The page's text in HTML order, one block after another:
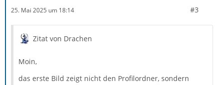
25. Mai 2025 um 18:14 #3
Zitat von Drachen
Moin,
das erste Bild zeigt nicht den Profilordner, sondern